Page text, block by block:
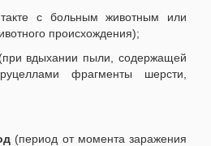
с больным животным или
происхождения);
вдыхании пыли, содержащей
фрагменты шерсти,
(период от момента заражения